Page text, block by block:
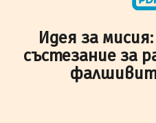
Идея за
състезание за